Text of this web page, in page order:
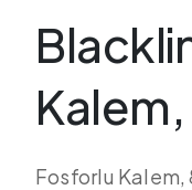
Fosforlu Kalem,